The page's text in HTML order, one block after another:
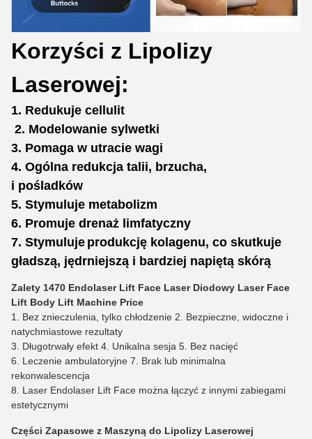
Korzyści z Lipolizy
Laserowej:
1. Redukuje cellulit
2. Modelowanie sylwetki
3. Pomaga w utracie wagi
4. Ogólna redukcja talii, brzucha,
i pośladków
5. Stymuluje metabolizm
6. Promuje drenaż limfatyczny
7. Stymuluje produkcję kolagenu, co skutkuje
gładszą, jędrniejszą i bardziej napiętą skórą
Zalety 1470 Endolaser Lift Face Laser Diodowy Laser Face
Lift Body Lift Machine Price
1. Bez znieczulenia, tylko chłodzenie 2. Bezpieczne, widoczne i
natychmiastowe rezultaty
3. Długotrwały efekt 4. Unikalna sesja 5. Bez nacięć
6. Leczenie ambulatoryjne 7. Brak lub minimalna
rekonwalescencja
8. Laser Endolaser Lift Face można łączyć z innymi zabiegami
estetycznymi
Części Zapasowe z Maszyną do Lipolizy Laserowej